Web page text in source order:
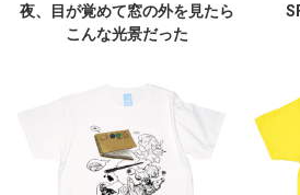
夜、目が覚めて窓の外を見たら
こんな光景だった